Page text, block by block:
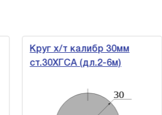
Круг х/т калибр 30мм
ст.30ХГСА (дл.2-6м)